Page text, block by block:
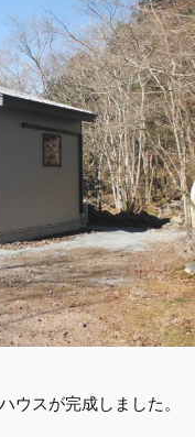
ウスが完成しました。